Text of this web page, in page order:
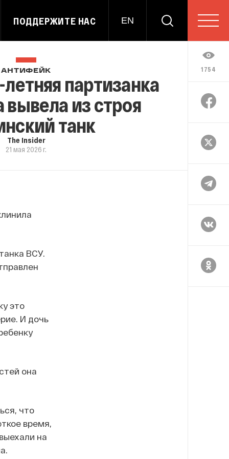
ПОДДЕРЖИТЕ НАС EN
1754
АНТИФЕЙК
партизанка
вывела из строя
танк
The Insider
21 мая 2026 г.
ВСУ.
это
И дочь
она
что
время,
на